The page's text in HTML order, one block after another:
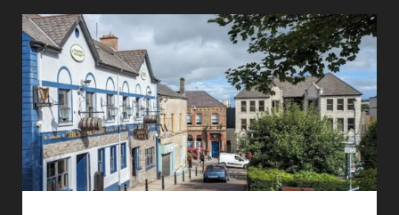
PORTRUSH
–
UND
AKTIVITÄTEN
IM
STÄDTE-
DREIECK
AN